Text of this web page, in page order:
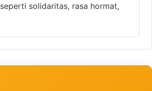
solidaritas, rasa hormat,